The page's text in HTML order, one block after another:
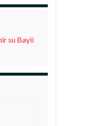
su Bayii